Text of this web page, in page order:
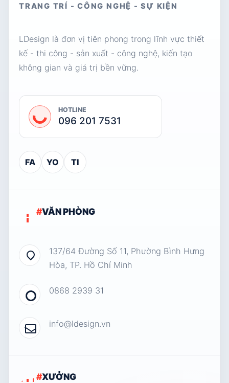
TRANG TRÍ - CÔNG NGHỆ - SỰ KIỆN
LDesign là đơn vị tiên phong trong lĩnh vực thiết
kế - thi công - sản xuất - công nghệ, kiến tạo
không gian và giá trị bền vững.
HOTLINE
096 201 7531
FA YO TI
#VĂN PHÒNG
137/64 Đường Số 11, Phường Bình Hưng
Hòa, TP. Hồ Chí Minh
0868 2939 31
info@ldesign.vn
#XƯỞNG